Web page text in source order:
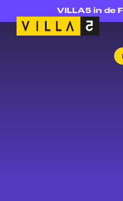
VILLA5 in de